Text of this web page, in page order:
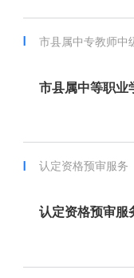
市县属中专教师中
市县属中等职业
认定资格预审服务
认定资格预审服